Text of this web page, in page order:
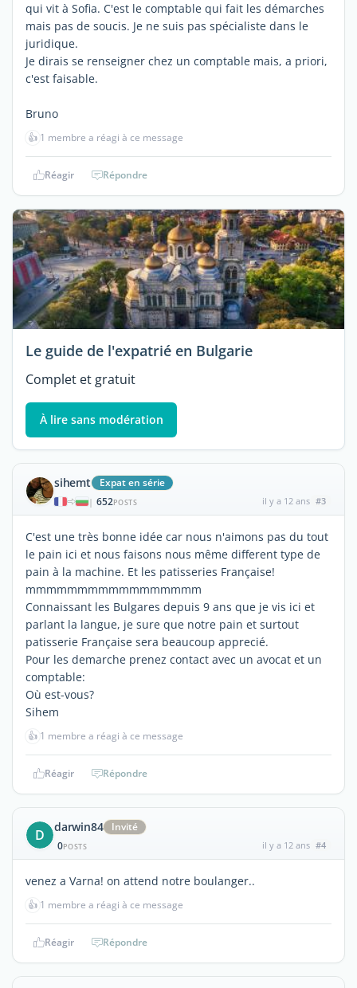
qui vit à Sofia. C'est le comptable qui fait les démarches
mais pas de soucis. Je ne suis pas spécialiste dans le
juridique.
Je dirais se renseigner chez un comptable mais, a priori,
c'est faisable.
Bruno
👍 1 membre a réagi à ce message
Réagir Répondre
Le guide de l'expatrié en Bulgarie
Complet et gratuit
À lire sans modération
sihemt Expat en série
| 652POSTS il y a 12 ans #3
C'est une très bonne idée car nous n'aimons pas du tout
le pain ici et nous faisons nous même different type de
pain à la machine. Et les patisseries Française!
mmmmmmmmmmmmmmmmm
Connaissant les Bulgares depuis 9 ans que je vis ici et
parlant la langue, je sure que notre pain et surtout
patisserie Française sera beaucoup apprecié.
Pour les demarche prenez contact avec un avocat et un
comptable:
Où est-vous?
Sihem
👍 1 membre a réagi à ce message
Réagir Répondre
D darwin84
Invité
0POSTS il y a 12 ans #4
venez a Varna! on attend notre boulanger..
👍 1 membre a réagi à ce message
Réagir Répondre